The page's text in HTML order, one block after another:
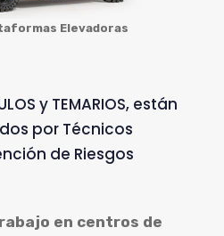
Elevadoras
y TEMARIOS, están
por Técnicos
de Riesgos
en centros de